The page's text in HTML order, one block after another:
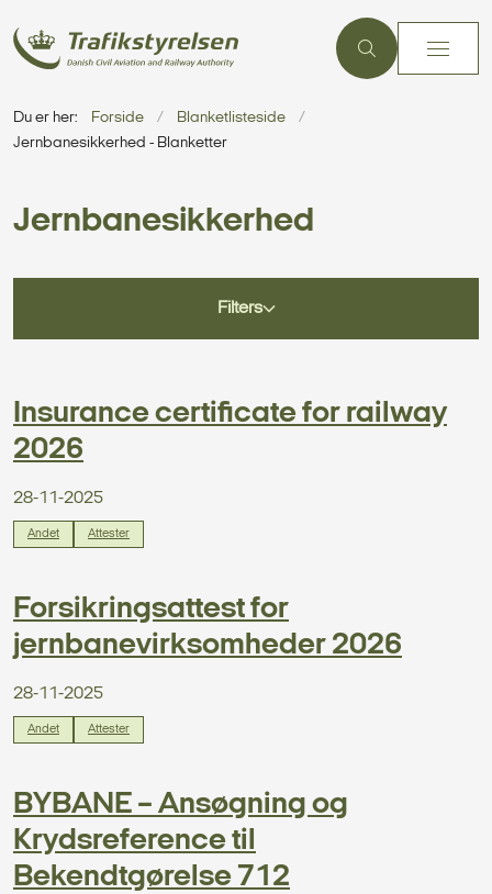
Du er her: Forside
Blanketlisteside
Jernbanesikkerhed - Blanketter
Jernbanesikkerhed
Filters
Insurance certificate for railway
2026
28-11-2025
Andet Attester
Forsikringsattest for
jernbanevirksomheder 2026
28-11-2025
Andet Attester
BYBANE – Ansøgning og
Krydsreference til
Bekendtgørelse 712